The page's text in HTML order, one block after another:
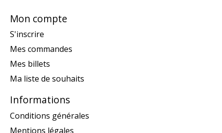
Mon compte
S'inscrire
Mes commandes
Mes billets
Ma liste de souhaits
Informations
Conditions générales
Mentions légales